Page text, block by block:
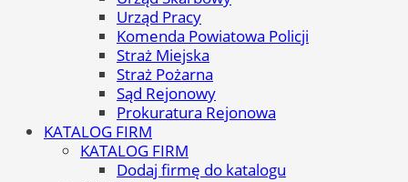
Urząd Pracy
Komenda Powiatowa Policji
Straż Miejska
Straż Pożarna
Sąd Rejonowy
Prokuratura Rejonowa
KATALOG FIRM
KATALOG FIRM
Dodaj firmę do katalogu